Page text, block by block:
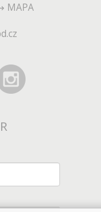
MAPA